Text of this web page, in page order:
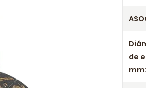
de
mm: